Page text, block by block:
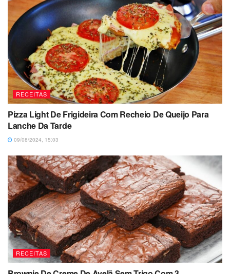
RECEITAS
Pizza Light De Frigideira Com Recheio De Queijo Para
Lanche Da Tarde
09/08/2024, 15:03
RECEITAS